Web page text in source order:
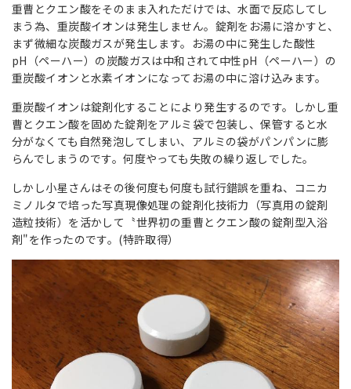
重曹とクエン酸をそのまま入れただけでは、水面で反応してし
まう為、重炭酸イオンは発生しません。錠剤をお湯に溶かすと、
まず微細な炭酸ガスが発生します。お湯の中に発生した酸性
pH（ペーハー）の炭酸ガスは中和されて中性pH（ペーハー）の
重炭酸イオンと水素イオンになってお湯の中に溶け込みます。
重炭酸イオンは錠剤化することにより発生するのです。しかし重
曹とクエン酸を固めた錠剤をアルミ袋で包装し、保管すると水
分がなくても自然発泡してしまい、アルミの袋がパンパンに膨
らんでしまうのです。何度やっても失敗の繰り返しでした。
しかし小星さんはその後何度も何度も試行錯誤を重ね、コニカ
ミノルタで培った写真現像処理の錠剤化技術力（写真用の錠剤
造粒技術）を活かして〝世界初の重曹とクエン酸の錠剤型入浴
剤"を作ったのです。(特許取得）